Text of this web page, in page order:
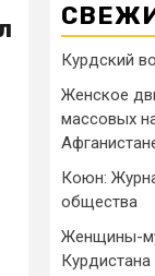
Курдский
Женское
массовых
Коюн:
общества
Женщины-